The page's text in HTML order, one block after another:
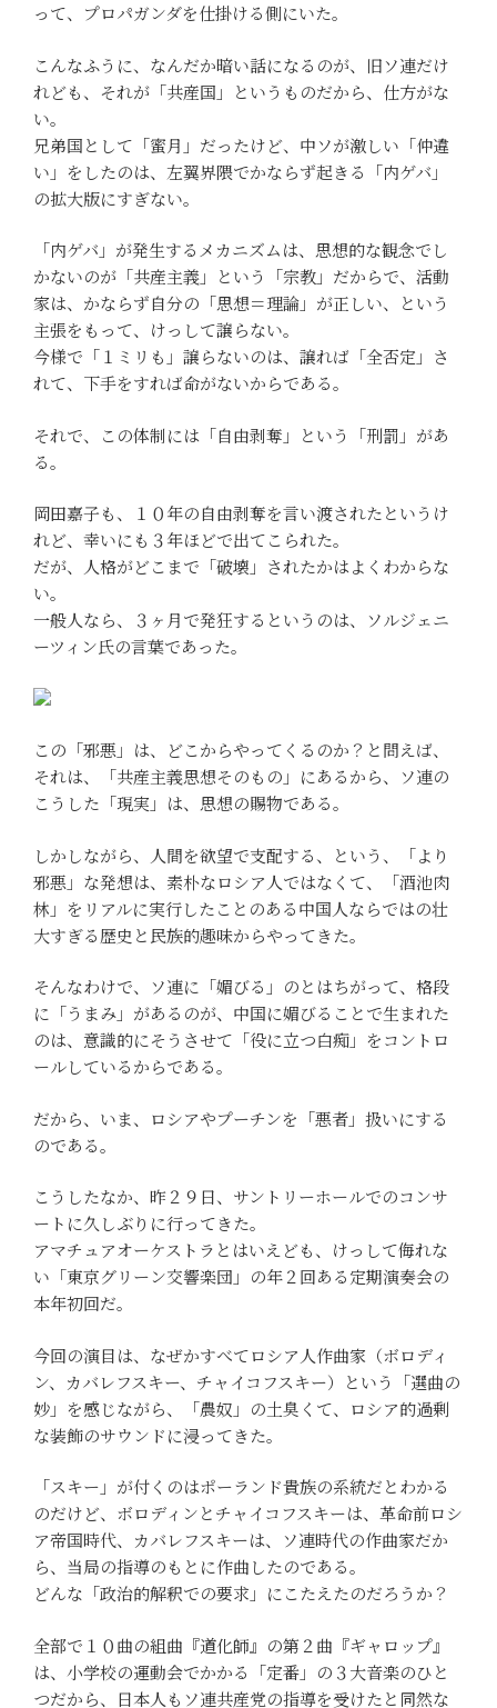
って、プロパガンダを仕掛ける側にいた。
こんなふうに、なんだか暗い話になるのが、旧ソ連だけ
れども、それが「共産国」というものだから、仕方がな
い。
兄弟国として「蜜月」だったけど、中ソが激しい「仲違
い」をしたのは、左翼界隈でかならず起きる「内ゲバ」
の拡大版にすぎない。
「内ゲバ」が発生するメカニズムは、思想的な観念でし
かないのが「共産主義」という「宗教」だからで、活動
家は、かならず自分の「思想＝理論」が正しい、という
主張をもって、けっして譲らない。
今様で「１ミリも」譲らないのは、譲れば「全否定」さ
れて、下手をすれば命がないからである。
それで、この体制には「自由剥奪」という「刑罰」があ
る。
岡田嘉子も、１０年の自由剥奪を言い渡されたというけ
れど、幸いにも３年ほどで出てこられた。
だが、人格がどこまで「破壊」されたかはよくわからな
い。
一般人なら、３ヶ月で発狂するというのは、ソルジェニ
ーツィン氏の言葉であった。
この「邪悪」は、どこからやってくるのか？と問えば、
それは、「共産主義思想そのもの」にあるから、ソ連の
こうした「現実」は、思想の賜物である。
しかしながら、人間を欲望で支配する、という、「より
邪悪」な発想は、素朴なロシア人ではなくて、「酒池肉
林」をリアルに実行したことのある中国人ならではの壮
大すぎる歴史と民族的趣味からやってきた。
そんなわけで、ソ連に「媚びる」のとはちがって、格段
に「うまみ」があるのが、中国に媚びることで生まれた
のは、意識的にそうさせて「役に立つ白痴」をコントロ
ールしているからである。
だから、いま、ロシアやプーチンを「悪者」扱いにする
のである。
こうしたなか、昨２９日、サントリーホールでのコンサ
ートに久しぶりに行ってきた。
アマチュアオーケストラとはいえども、けっして侮れな
い「東京グリーン交響楽団」の年２回ある定期演奏会の
本年初回だ。
今回の演目は、なぜかすべてロシア人作曲家（ボロディ
ン、カバレフスキー、チャイコフスキー）という「選曲の
妙」を感じながら、「農奴」の土臭くて、ロシア的過剰
な装飾のサウンドに浸ってきた。
「スキー」が付くのはポーランド貴族の系統だとわかる
のだけど、ボロディンとチャイコフスキーは、革命前ロシ
ア帝国時代、カバレフスキーは、ソ連時代の作曲家だか
ら、当局の指導のもとに作曲したのである。
どんな「政治的解釈での要求」にこたえたのだろうか？
全部で１０曲の組曲『道化師』の第２曲『ギャロップ』
は、小学校の運動会でかかる「定番」の３大音楽のひと
つだから、日本人もソ連共産党の指導を受けたと同然な